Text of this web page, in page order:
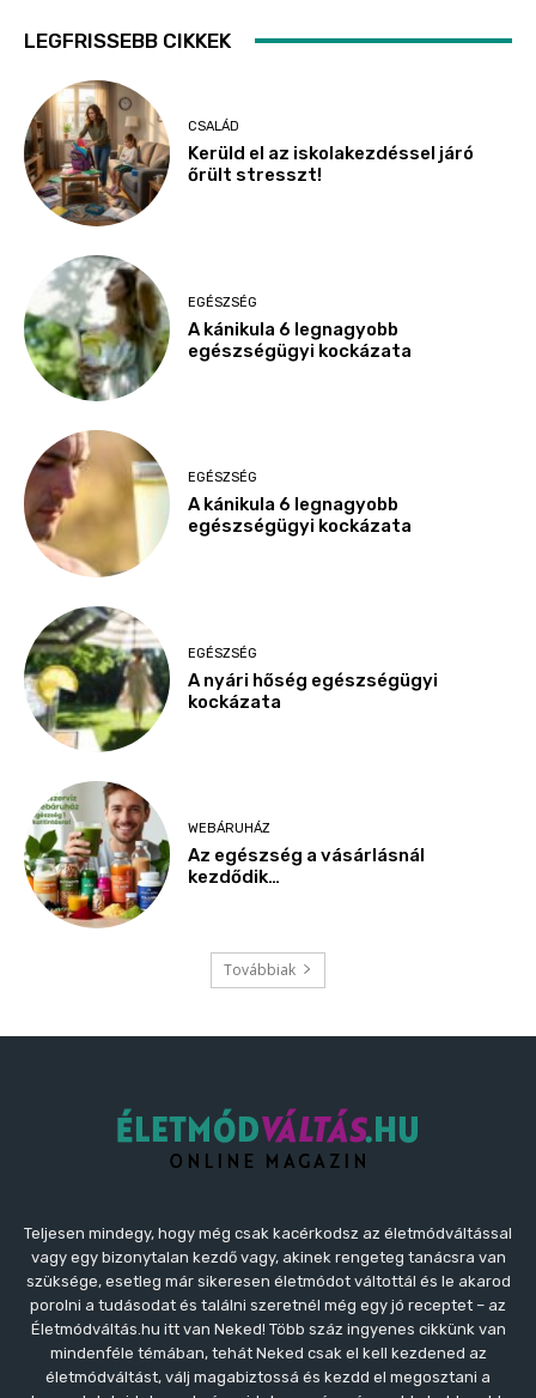
Teljesen mindegy, hogy még csak kacérkodsz az életmódváltással
vagy egy bizonytalan kezdő vagy, akinek rengeteg tanácsra van
szüksége, esetleg már sikeresen életmódot váltottál és le akarod
porolni a tudásodat és találni szeretnél még egy jó receptet – az
Életmódváltás.hu itt van Neked! Több száz ingyenes cikkünk van
mindenféle témában, tehát Neked csak el kell kezdened az
életmódváltást, válj magabiztossá és kezdd el megosztani a